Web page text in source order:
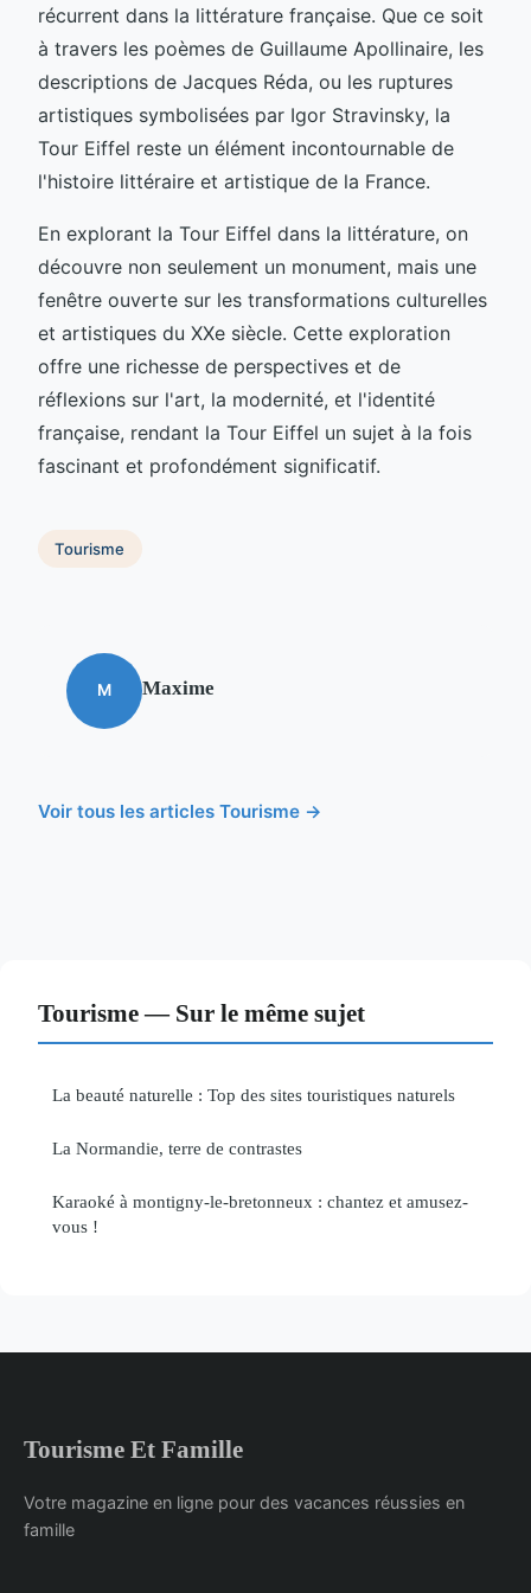
récurrent dans la littérature française. Que ce soit
à travers les poèmes de Guillaume Apollinaire, les
descriptions de Jacques Réda, ou les ruptures
artistiques symbolisées par Igor Stravinsky, la
Tour Eiffel reste un élément incontournable de
l'histoire littéraire et artistique de la France.
En explorant la Tour Eiffel dans la littérature, on
découvre non seulement un monument, mais une
fenêtre ouverte sur les transformations culturelles
et artistiques du XXe siècle. Cette exploration
offre une richesse de perspectives et de
réflexions sur l'art, la modernité, et l'identité
française, rendant la Tour Eiffel un sujet à la fois
fascinant et profondément significatif.
Tourisme
M Maxime
Voir tous les articles Tourisme →
Tourisme — Sur le même sujet
La beauté naturelle : Top des sites touristiques naturels
La Normandie, terre de contrastes
Karaoké à montigny-le-bretonneux : chantez et amusez-
vous !
Tourisme Et Famille
Votre magazine en ligne pour des vacances réussies en
famille